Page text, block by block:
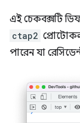
এই চেকবক্সটি
ctap2
পারেন যা